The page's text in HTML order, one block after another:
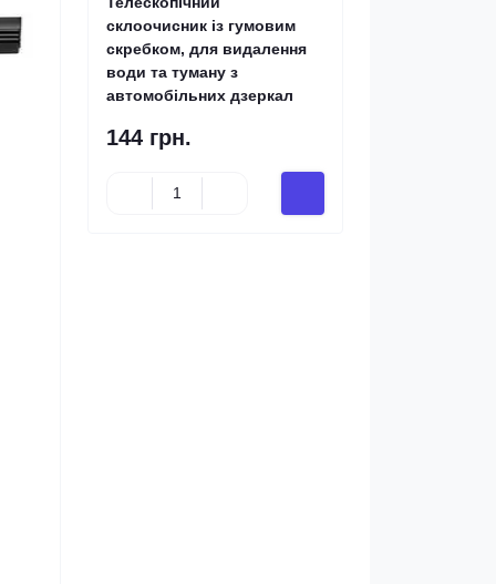
склоочисник із гумовим
скребком, для видалення
води та туману з
автомобільних дзеркал
144 грн.